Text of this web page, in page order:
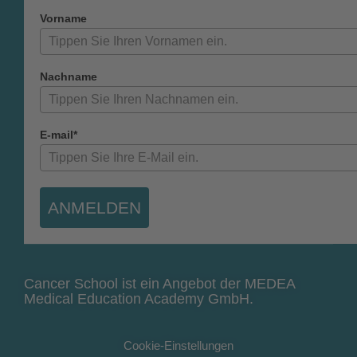
Vorname
Nachname
E-mail*
ANMELDEN
Cancer School ist ein Angebot der MEDEA
Medical Education Academy GmbH.
Cookie-Einstellungen